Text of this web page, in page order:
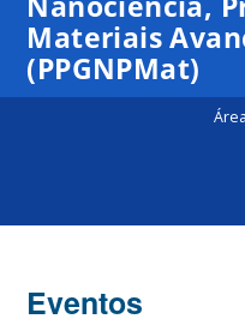
Materiais
(PPGNPMat)
Eventos
01:00